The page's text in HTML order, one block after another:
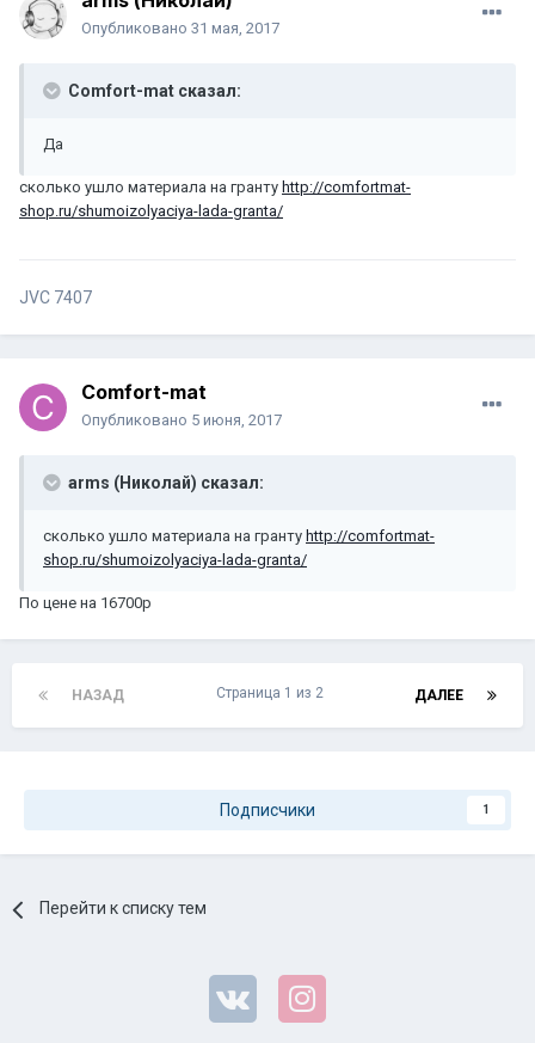
Опубликовано 31 мая, 2017
Comfort-mat сказал:
Да
сколько ушло материала на гранту http://comfortmat-
shop.ru/shumoizolyaciya-lada-granta/
JVC 7407
Comfort-mat
Опубликовано 5 июня, 2017
arms (Николай) сказал:
сколько ушло материала на гранту http://comfortmat-
shop.ru/shumoizolyaciya-lada-granta/
По цене на 16700р
НАЗАД ДАЛЕЕ
Страница 1 из 2
Подписчики 1
Перейти к списку тем